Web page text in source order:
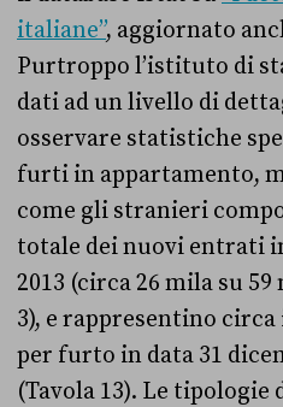
italiane”, aggiornato
Purtroppo l’istituto di
dati ad un livello di
osservare statistiche
furti in appartamento,
come gli stranieri
totale dei nuovi entrati
2013 (circa 26 mila su
3), e rappresentino circa
per furto in data 31
(Tavola 13). Le